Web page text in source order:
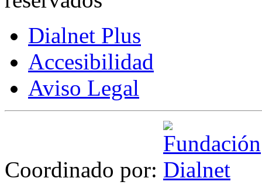
Dialnet Plus
Accesibilidad
Aviso Legal
Coordinado por: